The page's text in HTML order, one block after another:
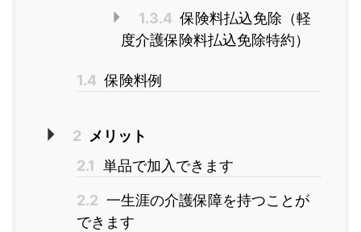
1.3.4 保険料払込免除（軽
度介護保険料払込免除特約）
1.4 保険料例
2
メリット
2.1 単品で加入できます
2.2 一生涯の介護保障を持つことが
できます